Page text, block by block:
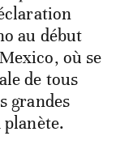
au début
où se
de tous
grandes